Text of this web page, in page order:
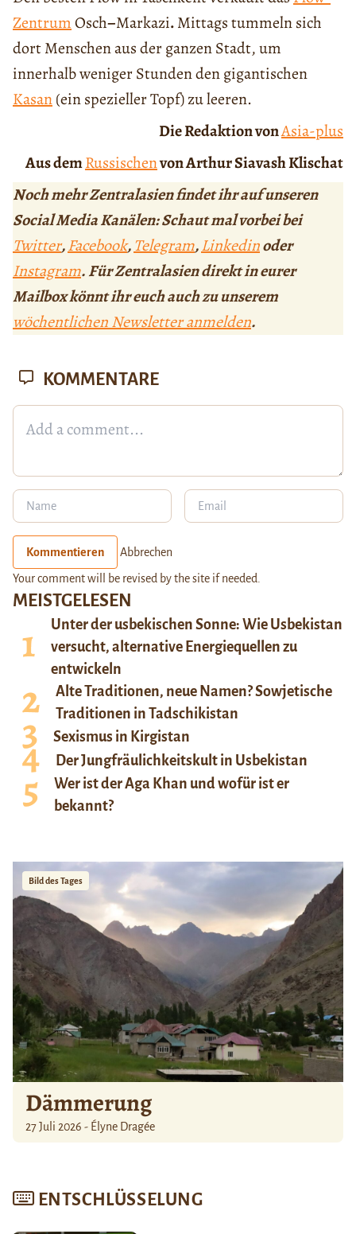
ZentrumOsch–Markazi.Mittags tummeln sich
dort Menschen aus der ganzen Stadt, um
innerhalb weniger Stunden den gigantischen
Kasan(ein spezieller Topf) zu leeren.
Die Redaktion vonAsia-plus
Aus demRussischenvon Arthur Siavash Klischat
Noch mehr Zentralasien findet ihr auf unseren
Social Media Kanälen: Schaut mal vorbei bei
Twitter,Facebook,Telegram,Linkedinoder
Instagram. Für Zentralasien direkt in eurer
Mailbox könnt ihr euch auch zu unserem
wöchentlichen Newsletter anmelden.
MEISTGELESEN
Unter der usbekischen Sonne: Wie Usbekistan
versucht, alternative Energiequellen zu
entwickeln
Alte Traditionen, neue Namen? Sowjetische
Traditionen in Tadschikistan
Sexismus in Kirgistan
Der Jungfräulichkeitskult in Usbekistan
Wer ist der Aga Khan und wofür ist er
bekannt?
Bild des Tages
Dämmerung
27 Juli 2026 - Élyne Dragée
ENTSCHLÜSSELUNG
KOMMENTARE
Kommentieren Abbrechen
Your comment will be revised by the site if needed.